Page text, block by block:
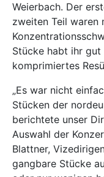
Weierbach. Der
zweiten Teil waren
Stücke habt ihr gut
komprimiertes
„Es war nicht
Stücken der
berichtete unser
Auswahl der
Blattner,
gangbare Stücke